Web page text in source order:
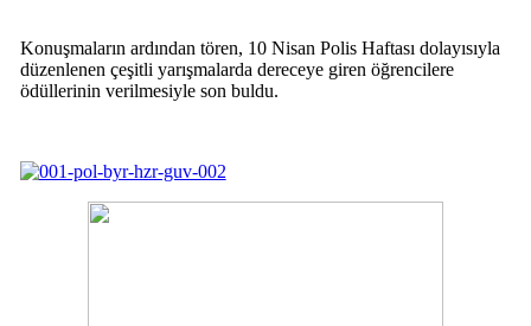
Konuşmaların ardından tören, 10 Nisan Polis Haftası dolayısıyla
düzenlenen çeşitli yarışmalarda dereceye giren öğrencilere
ödüllerinin verilmesiyle son buldu.